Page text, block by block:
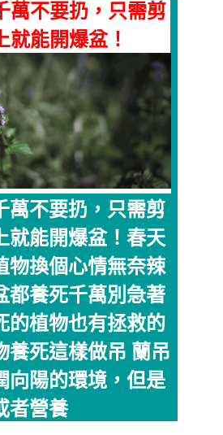
萬不要扔，只需剪
就能開爆盆！
萬不要扔，只需剪
就能開爆盆！春天
物換個心情無奈辣
都養死千萬別急著
的植物也有拯救的
養死這樣做吊 蘭吊
向陽的環境，但是
者營養